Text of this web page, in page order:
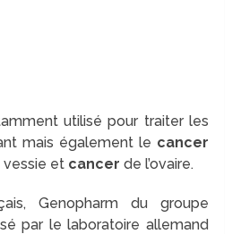
utilisé pour traiter les
mais également le cancer
vessie et cancer de l’ovaire.
Genopharm du groupe
par le laboratoire allemand